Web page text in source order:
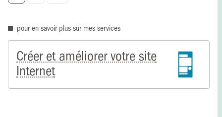
des
publications
pour en savoir plus sur mes services
Créer et améliorer votre site
Internet